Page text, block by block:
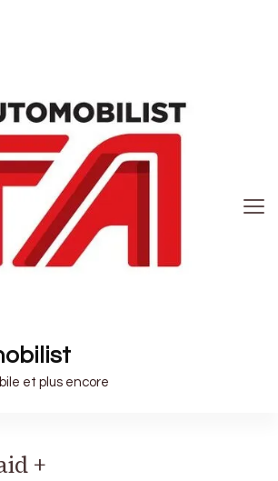
et plus encore
+